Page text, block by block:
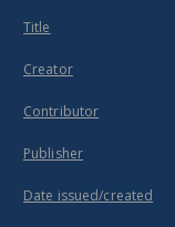
Title
Creator
Contributor
Publisher
Date issued/created